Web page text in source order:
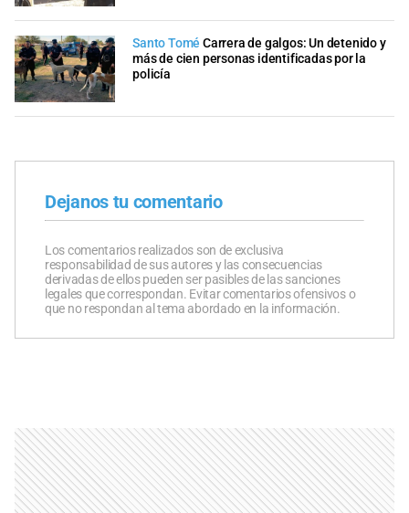
Santo Tomé Carrera de galgos: Un detenido y
más de cien personas identificadas por la
policía
Dejanos tu comentario
Los comentarios realizados son de exclusiva
responsabilidad de sus autores y las consecuencias
derivadas de ellos pueden ser pasibles de las sanciones
legales que correspondan. Evitar comentarios ofensivos o
que no respondan al tema abordado en la información.